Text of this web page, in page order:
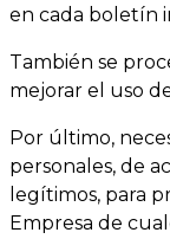
en cada boletín
También se
mejorar el uso
Por último,
personales, de
legítimos, para
Empresa de